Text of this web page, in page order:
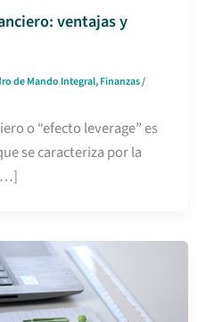
ventajas y
de Mando Integral,Finanzas/
o “efecto leverage” es
se caracteriza por la